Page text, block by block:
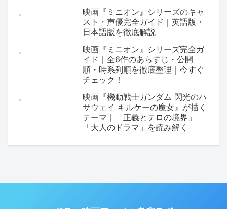
映画『ミニオン』シリーズのキャ
スト・声優完全ガイド｜英語版・
日本語版を徹底解説
映画『ミニオン』シリーズ完全ガ
イド｜全6作のあらすじ・公開
順・時系列順を徹底整理｜今すぐ
チェック！
映画『機動戦士ガンダム 閃光のハ
サウェイ キルケーの魔女』が描く
テーマ｜「正義とテロの境界」
「大人のドラマ」を読み解く